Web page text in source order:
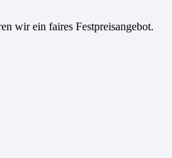
wir ein faires Festpreisangebot.